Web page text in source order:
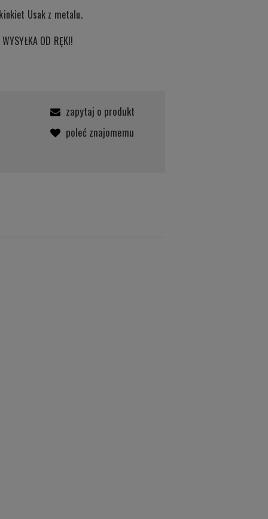
Usak z metalu.
OD RĘKI!
zapytaj o produkt
poleć znajomemu